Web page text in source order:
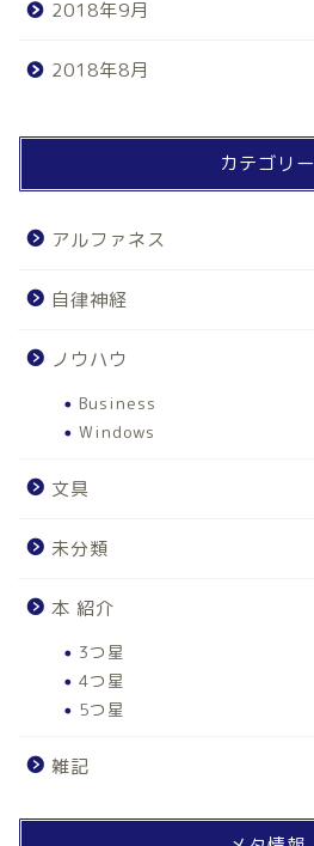
2018年9月
2018年8月
カテゴリー
アルファネス
自律神経
ノウハウ
Business
Windows
文具
未分類
本 紹介
3つ星
4つ星
5つ星
雑記